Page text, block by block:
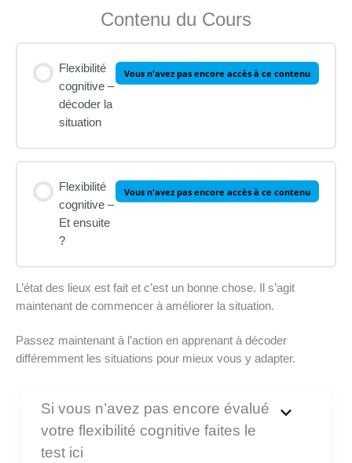
Contenu du Cours
Flexibilité
cognitive –
décoder la
situation
Vous n'avez pas encore accès à ce contenu
Flexibilité
cognitive –
Et ensuite
?
Vous n'avez pas encore accès à ce contenu
L’état des lieux est fait et c’est un bonne chose. Il s’agit
maintenant de commencer à améliorer la situation.
Passez maintenant à l’action en apprenant à décoder
différemment les situations pour mieux vous y adapter.
Si vous n’avez pas encore évalué
votre flexibilité cognitive faites le
test ici